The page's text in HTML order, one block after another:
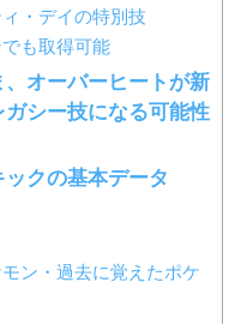
・デイの特別技
も取得可能
オーバーヒートが新
シー技になる可能性
クの基本データ
ン・過去に覚えたポケ